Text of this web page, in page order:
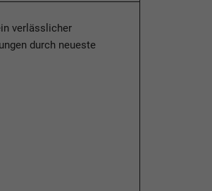
verlässlicher
durch neueste